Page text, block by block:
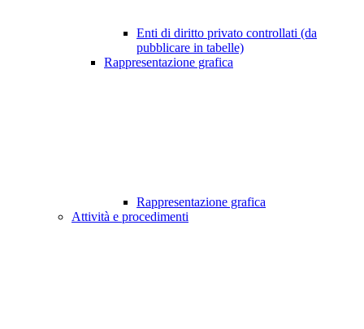
Enti di diritto privato controllati (da
pubblicare in tabelle)
Rappresentazione grafica
Rappresentazione grafica
Attività e procedimenti